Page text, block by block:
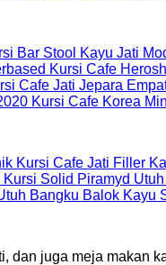
Bar Stool Kayu Jati
Kursi Cafe
Cafe Jati Jepara
Kursi Cafe Korea
Kursi Cafe Jati Filler
Kursi Solid Piramyd Utuh
Bangku Balok Kayu
dan juga meja makan